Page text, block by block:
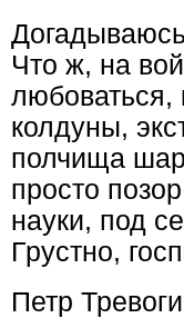
Что ж, на
любоваться,
колдуны,
полчища
просто
науки, под
Грустно,
Петр